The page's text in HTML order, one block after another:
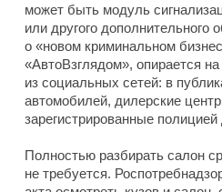
может быть модуль
или другого дополнительного
о «новом криминальном
«АвтоВзглядом», опирается
из социальных сетей: в
автомобилей, дилерские
зарегистрированные полицией
Полностью разбирать салон
не требуется.